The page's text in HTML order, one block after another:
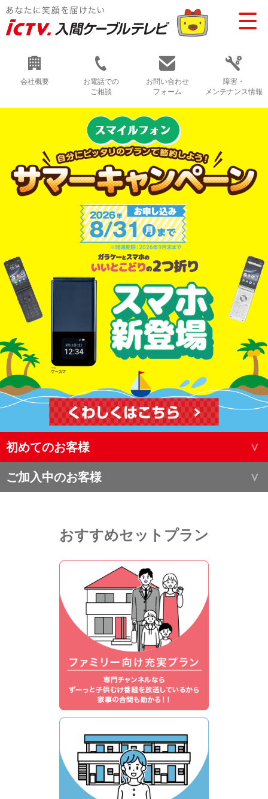
会社概要
お電話での
ご相談
お問い合わせ
フォーム
障害・
メンテナンス情報
初めてのお客様
ご加入中のお客様
おすすめセットプラン